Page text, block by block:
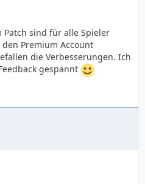
Patch sind für alle Spieler
Premium Account
die Verbesserungen. Ich
gespannt